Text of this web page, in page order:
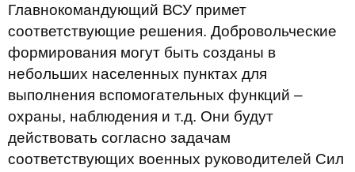
Главнокомандующий ВСУ примет
соответствующие решения. Добровольческие
формирования могут быть созданы в
небольших населенных пунктах для
выполнения вспомогательных функций –
охраны, наблюдения и т.д. Они будут
действовать согласно задачам
соответствующих военных руководителей Сил